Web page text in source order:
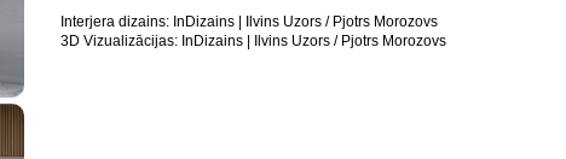
Interjera dizains: InDizains | Ilvins Uzors / Pjotrs Morozovs
3D Vizualizācijas: InDizains | Ilvins Uzors / Pjotrs Morozovs